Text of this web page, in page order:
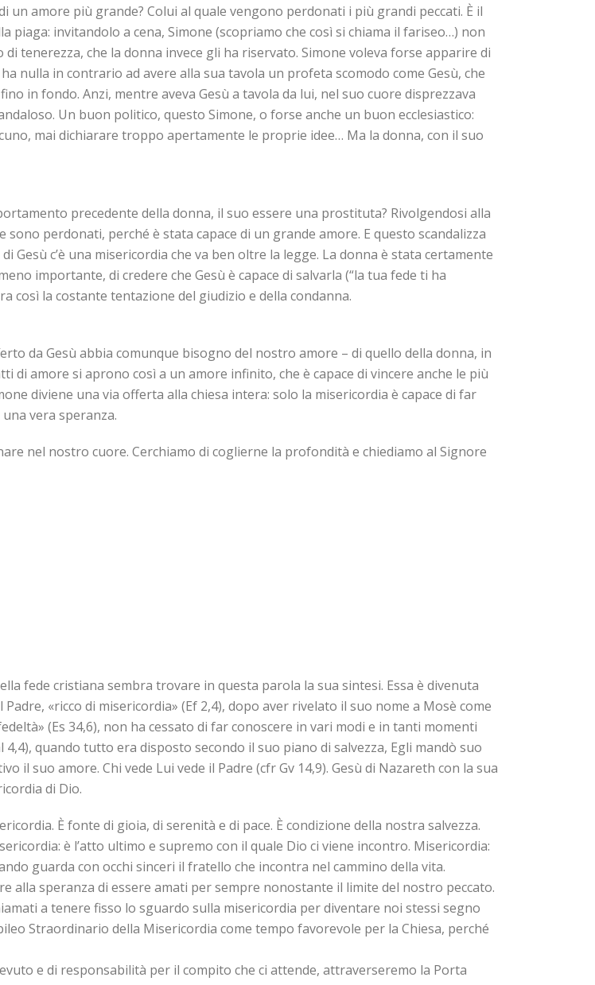
un amore più grande? Colui al quale vengono perdonati i più grandi peccati. È il
piaga: invitandolo a cena, Simone (scopriamo che così si chiama il fariseo…) non
tenerezza, che la donna invece gli ha riservato. Simone voleva forse apparire di
nulla in contrario ad avere alla sua tavola un profeta scomodo come Gesù, che
in fondo. Anzi, mentre aveva Gesù a tavola da lui, nel suo cuore disprezzava
Un buon politico, questo Simone, o forse anche un buon ecclesiastico:
mai dichiarare troppo apertamente le proprie idee… Ma la donna, con il suo
precedente della donna, il suo essere una prostituta? Rivolgendosi alla
sono perdonati, perché è stata capace di un grande amore. E questo scandalizza
c’è una misericordia che va ben oltre la legge. La donna è stata certamente
importante, di credere che Gesù è capace di salvarla (“la tua fede ti ha
così la costante tentazione del giudizio e della condanna.
da Gesù abbia comunque bisogno del nostro amore – di quello della donna, in
di amore si aprono così a un amore infinito, che è capace di vincere anche le più
diviene una via offerta alla chiesa intera: solo la misericordia è capace di far
vera speranza.
nel nostro cuore. Cerchiamo di coglierne la profondità e chiediamo al Signore
fede cristiana sembra trovare in questa parola la sua sintesi. Essa è divenuta
«ricco di misericordia» (Ef 2,4), dopo aver rivelato il suo nome a Mosè come
(Es 34,6), non ha cessato di far conoscere in vari modi e in tanti momenti
quando tutto era disposto secondo il suo piano di salvezza, Egli mandò suo
il suo amore. Chi vede Lui vede il Padre (cfr Gv 14,9). Gesù di Nazareth con la sua
di Dio.
È fonte di gioia, di serenità e di pace. È condizione della nostra salvezza.
è l’atto ultimo e supremo con il quale Dio ci viene incontro. Misericordia:
guarda con occhi sinceri il fratello che incontra nel cammino della vita.
alla speranza di essere amati per sempre nonostante il limite del nostro peccato.
a tenere fisso lo sguardo sulla misericordia per diventare noi stessi segno
Straordinario della Misericordia come tempo favorevole per la Chiesa, perché
e di responsabilità per il compito che ci attende, attraverseremo la Porta